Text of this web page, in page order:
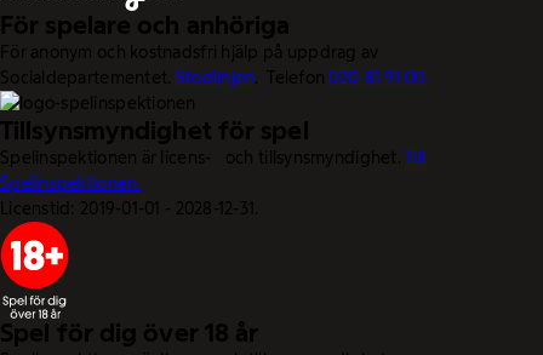
För spelare och anhöriga
För anonym och kostnadsfri hjälp på uppdrag av
Socialdepartementet. Stödlinjen. Telefon020-81 91 00.
Tillsynsmyndighet för spel
Spelinspektionen är licens- och tillsynsmyndighet.Till
Spelinspektionen.
Licenstid: 2019-01-01 - 2028-12-31.
Spel för dig över 18 år